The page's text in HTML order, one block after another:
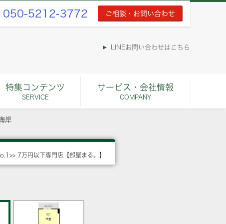
050-5212-3772 ご相談・お問い合わせ
LINEお問い合わせはこちら
特集コンテンツ
SERVICE
サービス・会社情報
COMPANY
岸
7万円以下専門店【部屋まる。】